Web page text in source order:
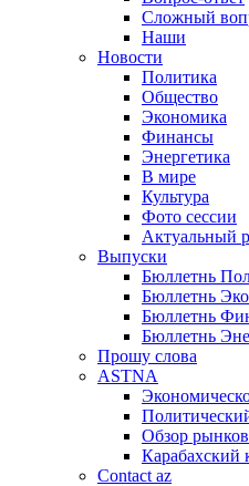
Сложный
Наши
Новости
Политика
Общество
Экономика
Финансы
Энергетика
В мире
Культура
Фото сессии
Актуальный
Выпуски
Бюллетнь
Бюллетнь
Бюллетнь
Бюллетнь
Прошу слова
ASTNA
Обзор рынков
Карабахский
Contact az